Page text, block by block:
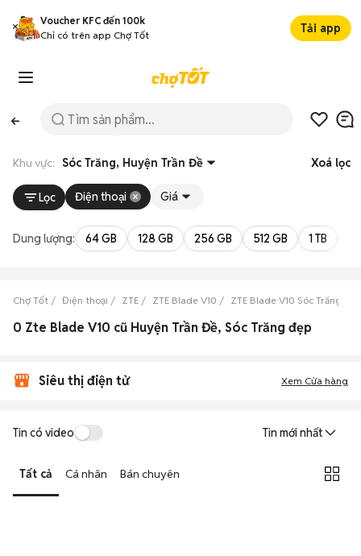
Voucher KFC đến 100k
Chỉ có trên app Chợ Tốt
Tải app
Khu vực: Sóc Trăng, Huyện Trần Đề Xoá lọc
Lọc Điện thoại Giá
Dung lượng: 64 GB 128 GB 256 GB 512 GB 1 TB
Chợ Tốt Điện thoại ZTE ZTE Blade V10 ZTE Blade V10 Sóc Trăng
0 Zte Blade V10 cũ Huyện Trần Đề, Sóc Trăng đẹp
Siêu thị điện tử Xem Cửa hàng
Tin có video Tin mới nhất
Tất cả Cá nhân Bán chuyên